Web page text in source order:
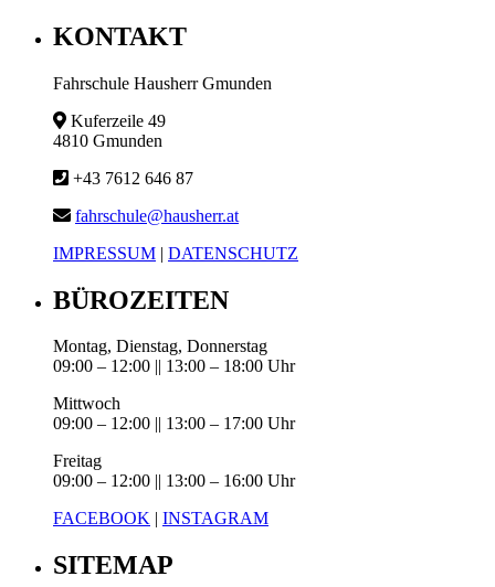
KONTAKT
Fahrschule Hausherr Gmunden
Kuferzeile 49
4810 Gmunden
+43 7612 646 87
fahrschule@hausherr.at
IMPRESSUM | DATENSCHUTZ
BÜROZEITEN
Montag, Dienstag, Donnerstag
09:00 – 12:00 || 13:00 – 18:00 Uhr
Mittwoch
09:00 – 12:00 || 13:00 – 17:00 Uhr
Freitag
09:00 – 12:00 || 13:00 – 16:00 Uhr
FACEBOOK | INSTAGRAM
SITEMAP